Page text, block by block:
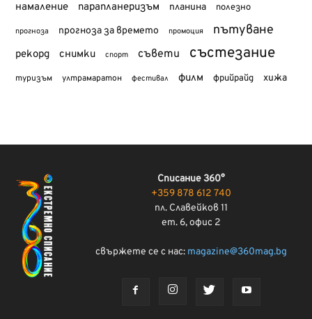
намаление парапланеризъм планина полезно
прогноза прогноза за времето промоция пътуване
рекорд снимки спорт съвети състезание
туризъм ултрамаратон фестивал филм фрийрайд хижа
Списание 360°
+359 878 612 740
пл. Славейков 11
ет. 6, офис 2
свържете се с нас: magazine@360mag.bg